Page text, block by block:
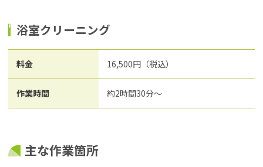
浴室クリーニング
料金 16,500円（税込）
作業時間 約2時間30分～
主な作業箇所